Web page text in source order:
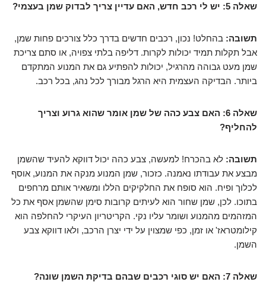
שאלה 5: יש לי רכב חדש, האם עדיין צריך לבדוק שמן בעצמי?
תשובה: בהחלט! נכון, רכבים חדשים בדרך כלל צורכים פחות שמן,
אבל תקלות תמיד יכולות לקרות. דליפה בלתי צפויה, או סתם צריכת
שמן מעט גבוהה מהרגיל, יכולות להפתיע גם את המנוע המתקדם
ביותר. הבדיקה העצמית היא הרגל מבורך לכל נהג, בכל רכב.
שאלה 6: האם צבע כהה של שמן אומר שהוא גרוע וצריך
להחליף?
תשובה: לא בהכרח! למעשה, צבע כהה יכול דווקא להעיד שהשמן
מבצע את עבודתו נאמנה. כזכור, שמן המנוע מנקה את המנוע, אוסף
לכלוך ופיח. הוא סופח את החלקיקים הללו ומשאיר אותם מרחפים
בתוכו. לכן, שמן שחור הוא לעיתים קרובות סימן שהשמן אסף את כל
המזהמים מהמנוע ושומר עליו נקי. הקריטריון העיקרי להחלפה הוא
קילומטראז' או זמן, כפי שמצוין על ידי יצרן הרכב, ולאו דווקא צבע
השמן.
שאלה 7: האם יש סוגי רכבים שבהם בדיקת השמן שונה?